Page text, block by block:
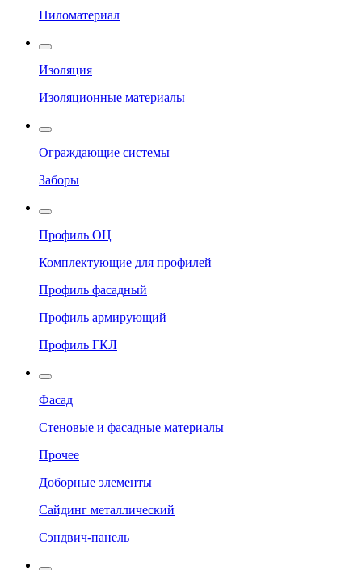
Пиломатериал
Изоляция
Изоляционные материалы
Ограждающие системы
Заборы
Профиль ОЦ
Комплектующие для профилей
Профиль фасадный
Профиль армирующий
Профиль ГКЛ
Фасад
Стеновые и фасадные материалы
Прочее
Доборные элементы
Сайдинг металлический
Сэндвич-панель